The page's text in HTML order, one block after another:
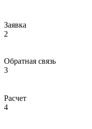
Заявка
2
Обратная связь
3
Расчет
4